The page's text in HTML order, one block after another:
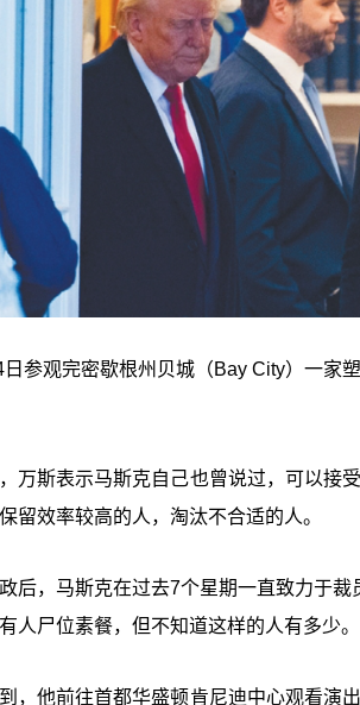
参观完密歇根州贝城（Bay City）一家
万斯表示马斯克自己也曾说过，可以接
留效率较高的人，淘汰不合适的人。
后，马斯克在过去7个星期一直致力于
人尸位素餐，但不知道这样的人有多少。
，他前往首都华盛顿肯尼迪中心观看演